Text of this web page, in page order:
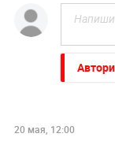
20 мая, 12:00